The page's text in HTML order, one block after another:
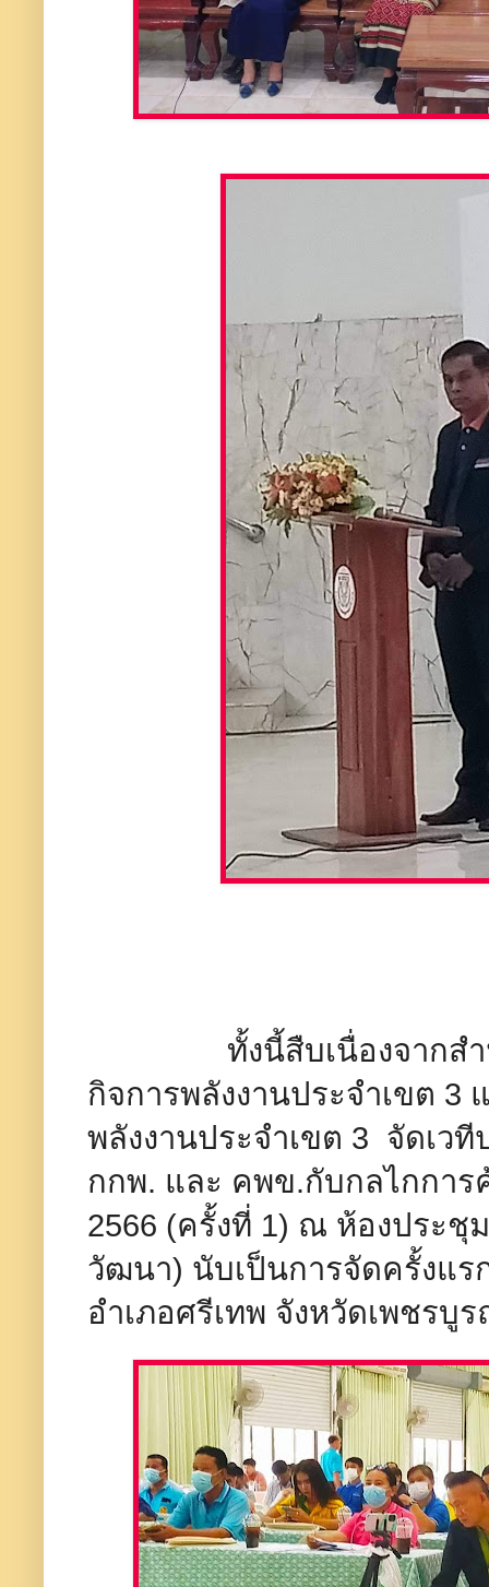
ทั้งนี้สืบเนื่องจากสำนัก
กิจการพลังงานประจำเขต 3
พลังงานประจำเขต 3 จัดเว
กกพ. และ คพข.กับกลไกการ
2566 (ครั้งที่ 1) ณ ห้องประชุ
วัฒนา)​ นับเป็นการจัดครั้งแ
อำเภอศรีเทพ จังหวัดเพชรบู